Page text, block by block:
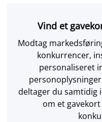
Vind et
Modtag
konkurrencer,
personaliseret
deltager du samtidig
om et gavekort